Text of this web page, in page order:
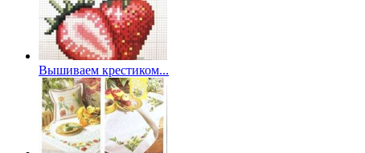
Вышиваем крестиком...